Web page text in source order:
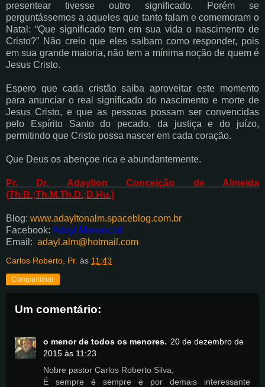
presentear tivesse outro significado. Porém se
perguntássemos a aqueles que tanto falam e comemoram o
Natal: “Que significado tem em sua vida o nascimento de
Cristo?” Não creio que eles saibam como responder, pois
em sua grande maioria, não tem a mínima noção de quem é
Jesus Cristo.
Espero que cada cristão saiba aproveitar este momento
para anunciar o real significado do nascimento e morte de
Jesus Cristo, e que as pessoas possam ser convencidas
pelo Espírito Santo do pecado, da justiça e do juízo,
permitindo que Cristo possa nascer em cada coração.
Que Deus os abençoe rica e abundantemente.
Pr. Dr. Adaylton Conceição de Almeida
(Th.B.;Th.M.Th.D.;D.Hu.)
Blog: www.adayltonalm.spaceblog.com.br
Facebook: Adayl Manancial
Email: adayl.alm@hotmail.com
Carlos Roberto, Pr. às 11:43
Compartilhar
Um comentário:
o menor de todos os menores. 20 de dezembro de
2015 às 11:23
Nobre pastor Carlos Roberto Silva,
É sempre é sempre e por demais interessante